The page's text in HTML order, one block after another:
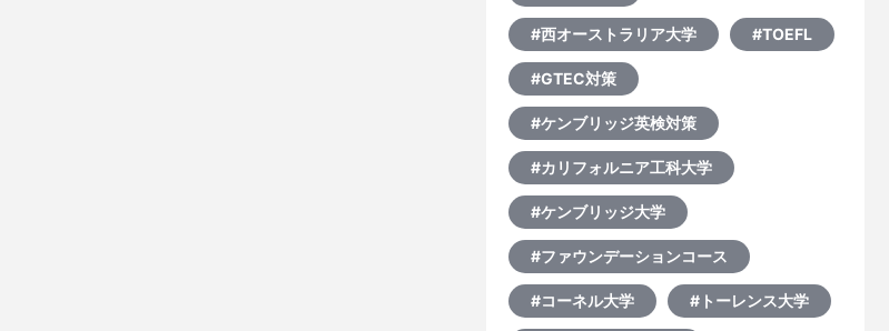
#西オーストラリア大学 #TOEFL
#GTEC対策
#ケンブリッジ英検対策
#カリフォルニア工科大学
#ケンブリッジ大学
#ファウンデーションコース
#コーネル大学 #トーレンス大学